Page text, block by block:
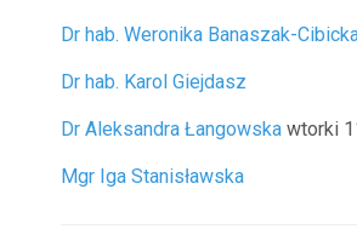
Dr hab. Weronika Banaszak-
Dr hab. Karol Giejdasz
Dr Aleksandra Łangowska wtorki
Mgr Iga Stanisławska